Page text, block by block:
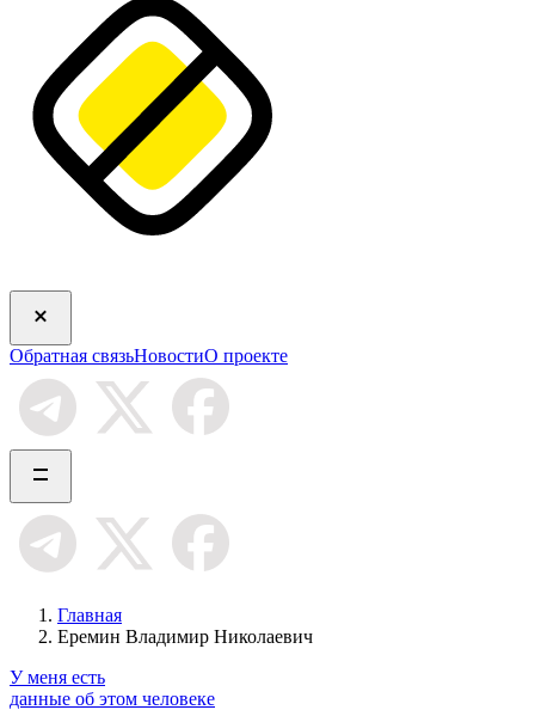
Обратная связьНовостиО проекте
Главная
Еремин Владимир Николаевич
У меня есть
данные об этом человеке